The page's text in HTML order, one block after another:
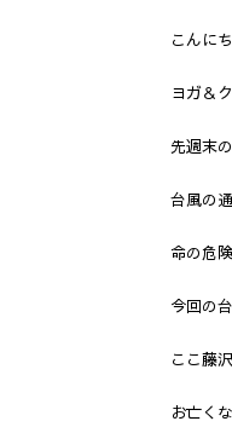
こんに
ヨガ＆
先週末
台風の
命の危
今回の
ここ藤
お亡く